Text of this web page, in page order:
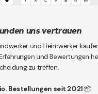
uns vertrauen
und Heimwerker
und Bewertungen
zu treffen.
Bestellungen seit 2021📦